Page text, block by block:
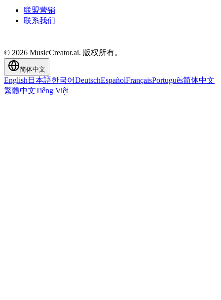
联盟营销
联系我们
© 2026 MusicCreator.ai. 版权所有。
简体中文
English 日本語한국어DeutschEspañolFrançaisPortuguês简体中文
繁體中文Tiếng Việt